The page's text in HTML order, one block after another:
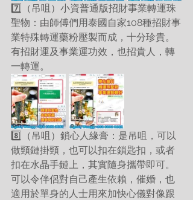
7️⃣（吊咀）小資普通版招財事業轉運珠
聖物：由師傅們用泰國自家108種招財事
業特殊轉運藥粉壓製而成，十分珍貴。
有招財運及事業運功效，也招貴人，轉
一轉運。
8️⃣（吊咀）鎖心人緣膏：是吊咀，可以
做頸鏈掛頸，也可以扣在鎖匙扣，或者
扣在水晶手鏈上，其實隨身攜帶即可。
可以令伴侶對自己產生依賴，催婚，也
適用於單身的人士用來加快心儀對像跟